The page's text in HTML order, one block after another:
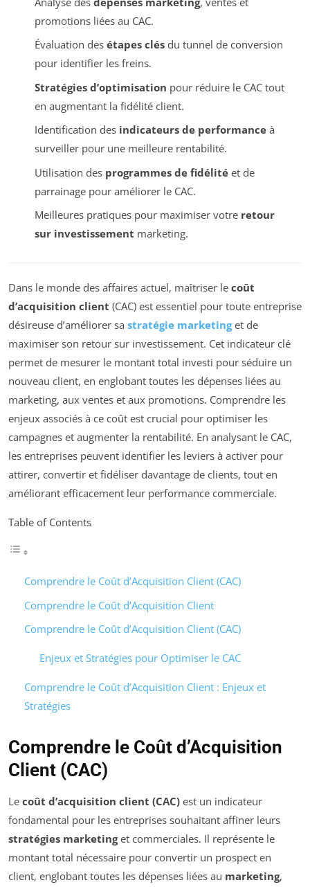
promotions liées au CAC.
Évaluation des étapes clésdu tunnel de conversion
pour identifier les freins.
Stratégies d’optimisation pour réduire le CAC tout
en augmentant la fidélité client.
Identification des indicateurs de performanceà
surveiller pour une meilleure rentabilité.
Utilisation des programmes de fidélitéet de
parrainage pour améliorer le CAC.
Meilleures pratiques pour maximiser votre retour
sur investissement marketing.
Dans le monde des affaires actuel, maîtriser le coût
d’acquisition client (CAC) est essentiel pour toute entreprise
désireuse d’améliorer sa stratégie marketinget de
maximiser son retour sur investissement. Cet indicateur clé
permet de mesurer le montant total investi pour séduire un
nouveau client, en englobant toutes les dépenses liées au
marketing, aux ventes et aux promotions. Comprendre les
enjeux associés à ce coût est crucial pour optimiser les
campagnes et augmenter la rentabilité. En analysant le CAC,
les entreprises peuvent identifier les leviers à activer pour
attirer, convertir et fidéliser davantage de clients, tout en
améliorant efficacement leur performance commerciale.
Table of Contents
Comprendre le Coût d’Acquisition Client (CAC)
Comprendre le Coût d’Acquisition Client
Comprendre le Coût d’Acquisition Client (CAC)
Enjeux et Stratégies pour Optimiser le CAC
Comprendre le Coût d’Acquisition Client : Enjeux et
Stratégies
Comprendre le Coût d’Acquisition
Client (CAC)
Le coût d’acquisition client (CAC) est un indicateur
fondamental pour les entreprises souhaitant affiner leurs
stratégies marketinget commerciales. Il représente le
montant total nécessaire pour convertir un prospect en
client, englobant toutes les dépenses liées au marketing,